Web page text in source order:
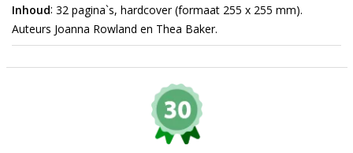
Inhoud: 32 pagina`s, hardcover (formaat 255 x 255 mm).
Auteurs Joanna Rowland en Thea Baker.